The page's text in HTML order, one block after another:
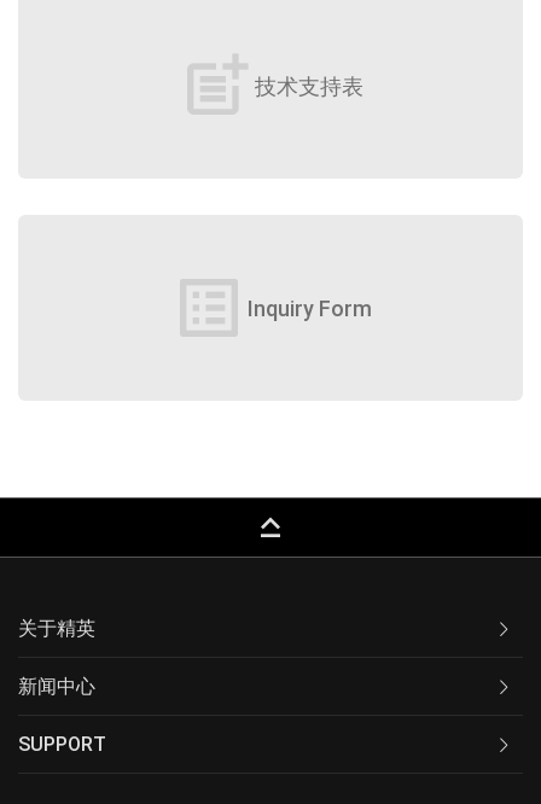
post_add 技术支持表
list_alt Inquiry Form
keyboard_capslock
关于精英
新闻中心
SUPPORT